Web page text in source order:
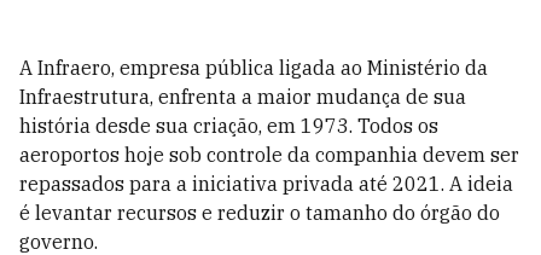
A Infraero, empresa pública ligada ao Ministério da
Infraestrutura, enfrenta a maior mudança de sua
história desde sua criação, em 1973. Todos os
aeroportos hoje sob controle da companhia devem ser
repassados para a iniciativa privada até 2021. A ideia
é levantar recursos e reduzir o tamanho do órgão do
governo.